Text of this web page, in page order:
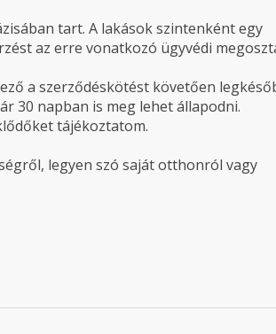
tart. A lakások szintenként egy
az erre vonatkozó ügyvédi
a szerződéskötést követően
30 napban is meg lehet állapodni.
tájékoztatom.
legyen szó saját otthonról vagy